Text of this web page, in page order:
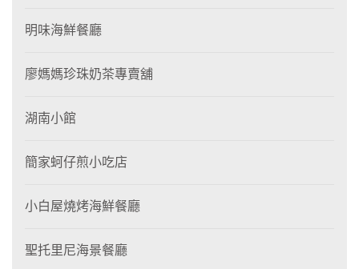
明味海鮮餐廳
廖媽媽珍珠奶茶專賣舖
湖南小館
簡家蚵仔煎小吃店
小白屋燒烤海鮮餐廳
聖托里尼海景餐廳